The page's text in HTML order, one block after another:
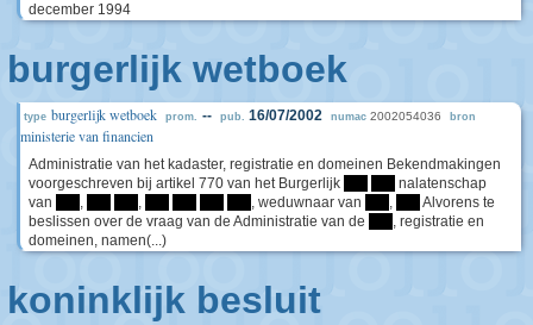
december 1994
burgerlijk wetboek
type burgerlijk wetboek prom. -- pub. 16/07/2002 numac 2002054036 bron
ministerie van financien
Administratie van het kadaster, registratie en domeinen Bekendmakingen
voorgeschreven bij artikel 770 van het Burgerlijk
nalatenschap
van
, , , weduwnaar van ,
Alvorens te
beslissen over de vraag van de Administratie van de
, registratie en
domeinen, namen(...)
koninklijk besluit